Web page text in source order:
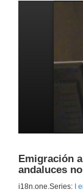
Emigración
andaluces
i18n.one.Series:
I